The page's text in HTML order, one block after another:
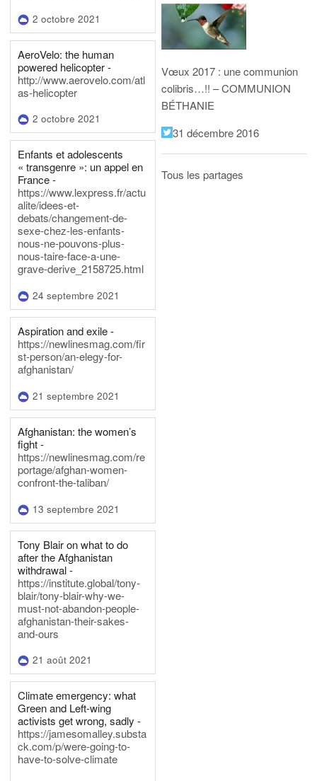
2 octobre 2021
AeroVelo: the human
powered helicopter -
http://www.aerovelo.com/atl
as-helicopter
2 octobre 2021
Enfants et adolescents
« transgenre »: un appel en
France -
https://www.lexpress.fr/actu
alite/idees-et-
debats/changement-de-
sexe-chez-les-enfants-
nous-ne-pouvons-plus-
nous-taire-face-a-une-
grave-derive_2158725.html
24 septembre 2021
Aspiration and exile -
https://newlinesmag.com/fir
st-person/an-elegy-for-
afghanistan/
21 septembre 2021
Afghanistan: the women’s
fight -
https://newlinesmag.com/re
portage/afghan-women-
confront-the-taliban/
13 septembre 2021
Tony Blair on what to do
after the Afghanistan
withdrawal -
https://institute.global/tony-
blair/tony-blair-why-we-
must-not-abandon-people-
afghanistan-their-sakes-
and-ours
21 août 2021
Climate emergency: what
Green and Left-wing
activists get wrong, sadly -
https://jamesomalley.substa
ck.com/p/were-going-to-
have-to-solve-climate
Vœux 2017 : une communion
colibris…!! – COMMUNION
BÉTHANIE
31 décembre 2016
Tous les partages